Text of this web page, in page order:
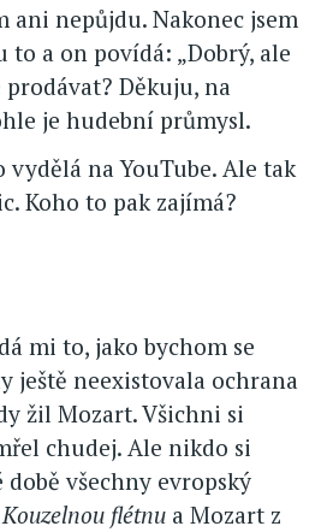
ani nepůjdu. Nakonec jsem
to a on povídá: „Dobrý, ale
Děkuju, na
je hudební průmysl.
vydělá na YouTube. Ale tak
Koho to pak zajímá?
mi to, jako bychom se
ještě neexistovala ochrana
žil Mozart. Všichni si
chudej. Ale nikdo si
všechny evropský
Kouzelnou flétnu a Mozart z